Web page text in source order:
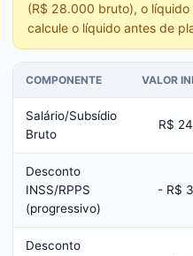
(R$ 28.000 bruto), o
calcule o líquido antes de
COMPONENTE VALOR
Salário/Subsídio
Bruto
R$
Desconto
INSS/RPPS
(progressivo)
- R$
Desconto